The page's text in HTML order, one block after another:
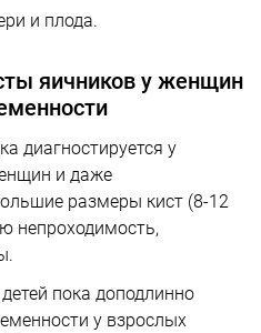
и плода.
яичников у женщин
диагностируется у
и даже
размеры кист (8-12
непроходимость,
пока доподлинно
у взрослых